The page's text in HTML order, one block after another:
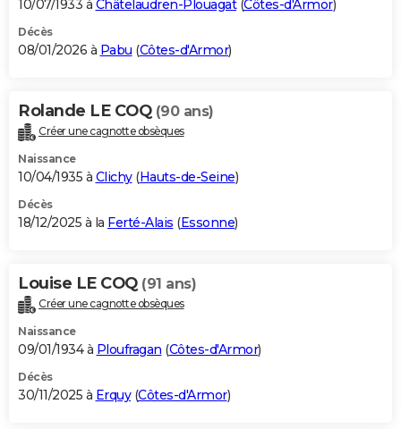
10/07/1933 à Châtelaudren-Plouagat(Côtes-d'Armor)
Décès
08/01/2026 à Pabu (Côtes-d'Armor)
Rolande LE COQ (90 ans)
Créer une cagnotte obsèques
Naissance
10/04/1935 à Clichy(Hauts-de-Seine)
Décès
18/12/2025 à la Ferté-Alais (Essonne)
Louise LE COQ (91 ans)
Créer une cagnotte obsèques
Naissance
09/01/1934 à Ploufragan (Côtes-d'Armor)
Décès
30/11/2025 à Erquy(Côtes-d'Armor)